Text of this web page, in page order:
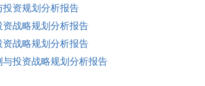
资规划分析报告
战略规划分析报告
战略规划分析报告
投资战略规划分析报告